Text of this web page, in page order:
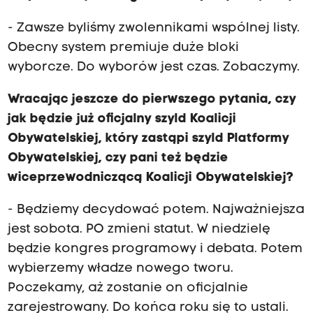
- Zawsze byliśmy zwolennikami wspólnej listy.
Obecny system premiuje duże bloki
wyborcze. Do wyborów jest czas. Zobaczymy.
Wracając jeszcze do pierwszego pytania, czy
jak będzie już oficjalny szyld Koalicji
Obywatelskiej, który zastąpi szyld Platformy
Obywatelskiej, czy pani też będzie
wiceprzewodniczącą Koalicji Obywatelskiej?
- Będziemy decydować potem. Najważniejsza
jest sobota. PO zmieni statut. W niedzielę
będzie kongres programowy i debata. Potem
wybierzemy władze nowego tworu.
Poczekamy, aż zostanie on oficjalnie
zarejestrowany. Do końca roku się to ustali.